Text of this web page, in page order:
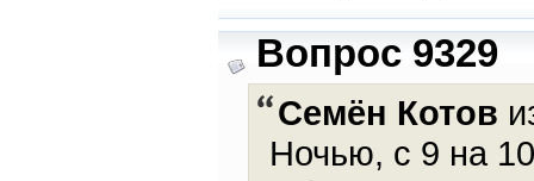
Вопрос 9329
Семён Котов
Ночью, с 9 на